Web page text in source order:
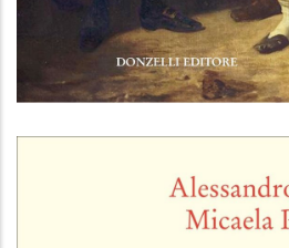
Il disordine delle famiglie